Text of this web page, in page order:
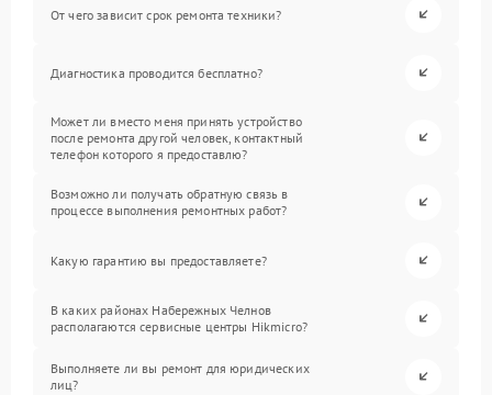
От чего зависит срок ремонта техники?
Диагностика проводится бесплатно?
Может ли вместо меня принять устройство
после ремонта другой человек, контактный
телефон которого я предоставлю?
Возможно ли получать обратную связь в
процессе выполнения ремонтных работ?
Какую гарантию вы предоставляете?
В каких районах Набережных Челнов
располагаются сервисные центры Hikmicro?
Выполняете ли вы ремонт для юридических
лиц?